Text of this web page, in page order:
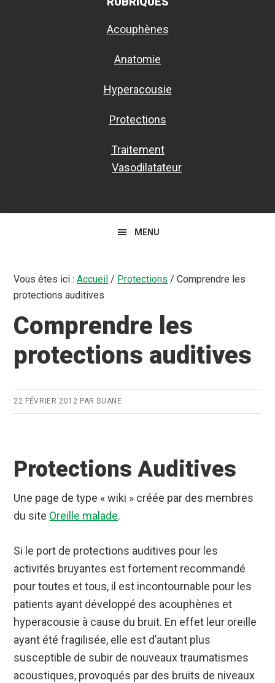
Acouphènes
Anatomie
Hyperacousie
Protections
Traitement
Vasodilatateur
MENU
Vous êtes ici :Accueil / Protections / Comprendre les
protections auditives
Comprendre les
protections auditives
22 FÉVRIER 2012 PARSUANE
Protections Auditives
Une page de type « wiki » créée par des membres
du site Oreille malade.
Si le port de protections auditives pour les
activités bruyantes est fortement recommandé
pour toutes et tous, il est incontournable pour les
patients ayant développé des acouphènes et
hyperacousie à cause du bruit. En effet leur oreille
ayant été fragilisée, elle est d’autant plus
susceptible de subir de nouveaux traumatismes
acoustiques, provoqués par des bruits de niveaux